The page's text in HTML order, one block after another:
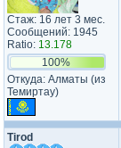
Стаж: 16 лет 3 мес.
Сообщений: 1945
Ratio: 13.178
100%
Откуда: Алматы (из
Темиртау)
Tirod